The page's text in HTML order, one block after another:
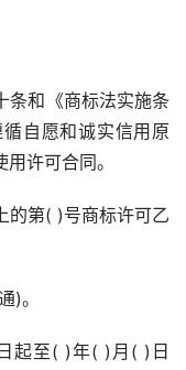
条和《商标法实施条
自愿和诚实信用原
许可合同。
的第( )号商标许可乙
)。
起至( )年( )月( )日